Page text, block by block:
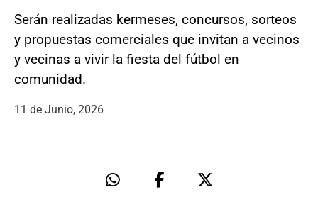
Serán realizadas kermeses, concursos, sorteos
y propuestas comerciales que invitan a vecinos
y vecinas a vivir la fiesta del fútbol en
comunidad.
11 de Junio, 2026